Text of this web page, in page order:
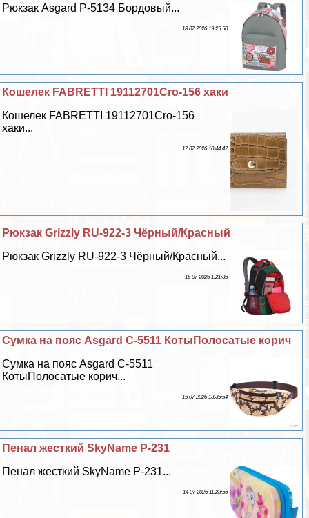
Рюкзак Asgard Р-5134 Бордовый...
18 07 2026 19:25:50
Кошелек FABRETTI 19112701Cro-156 хаки
Кошелек FABRETTI 19112701Cro-156
хаки...
17 07 2026 10:44:47
Рюкзак Grizzly RU-922-3 Чёрный/Красный
Рюкзак Grizzly RU-922-3 Чёрный/Красный...
16 07 2026 1:21:35
Сумка на пояс Asgard С-5511 КотыПолосатые корич
Сумка на пояс Asgard С-5511
КотыПолосатые корич...
15 07 2026 13:35:54
Пенал жесткий SkyName P-231
Пенал жесткий SkyName P-231...
14 07 2026 11:28:56